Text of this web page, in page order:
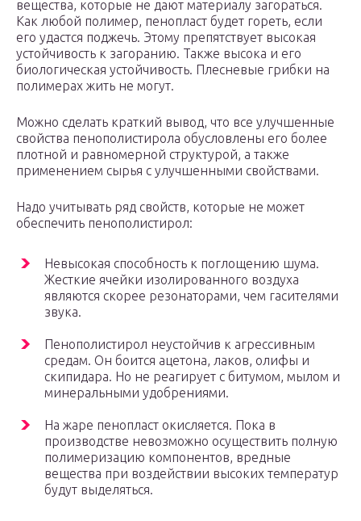
вещества, которые не дают материалу загораться.
Как любой полимер, пенопласт будет гореть, если
его удастся поджечь. Этому препятствует высокая
устойчивость к загоранию. Также высока и его
биологическая устойчивость. Плесневые грибки на
полимерах жить не могут.
Можно сделать краткий вывод, что все улучшенные
свойства пенополистирола обусловлены его более
плотной и равномерной структурой, а также
применением сырья с улучшенными свойствами.
Надо учитывать ряд свойств, которые не может
обеспечить пенополистирол:
Невысокая способность к поглощению шума.
Жесткие ячейки изолированного воздуха
являются скорее резонаторами, чем гасителями
звука.
Пенополистирол неустойчив к агрессивным
средам. Он боится ацетона, лаков, олифы и
скипидара. Но не реагирует с битумом, мылом и
минеральными удобрениями.
На жаре пенопласт окисляется. Пока в
производстве невозможно осуществить полную
полимеризацию компонентов, вредные
вещества при воздействии высоких температур
будут выделяться.